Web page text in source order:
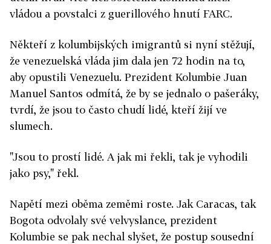
vládou a povstalci z guerillového hnutí FARC.
Někteří z kolumbijských imigrantů si nyní stěžují,
že venezuelská vláda jim dala jen 72 hodin na to,
aby opustili Venezuelu. Prezident Kolumbie Juan
Manuel Santos odmítá, že by se jednalo o pašeráky,
tvrdí, že jsou to často chudí lidé, kteří žijí ve
slumech.
"Jsou to prostí lidé. A jak mi řekli, tak je vyhodili
jako psy," řekl.
Napětí mezi oběma zeměmi roste. Jak Caracas, tak
Bogota odvolaly své velvyslance, prezident
Kolumbie se pak nechal slyšet, že postup sousední